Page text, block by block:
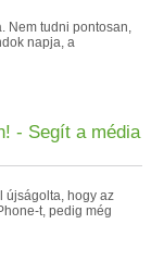
Nem tudni pontosan,
napja, a
- Segít a média
újságolta, hogy az
t, pedig még